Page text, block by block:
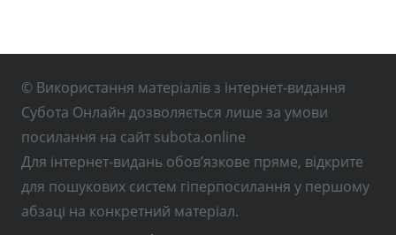
© Використання матеріалів з інтернет-видання
Субота Онлайн дозволяється лише за умови
посилання на сайт subota.online
Для інтернет-видань обов’язкове пряме, відкрите
для пошукових систем гіперпосилання у першому
абзаці на конкретний матеріал.